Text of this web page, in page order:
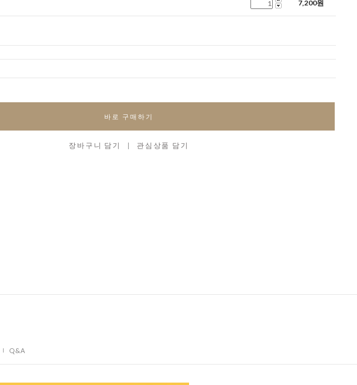
7,200원
바로 구매하기
장바구니 담기 | 관심상품 담기
Q&A